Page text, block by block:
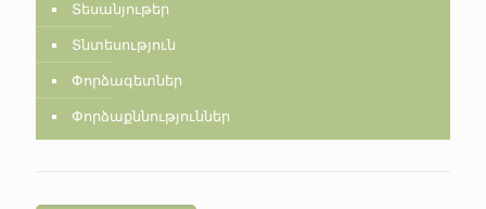
Տեսանյութեր
Տնտեսություն
Փորձագետներ
Փորձաքննություններ